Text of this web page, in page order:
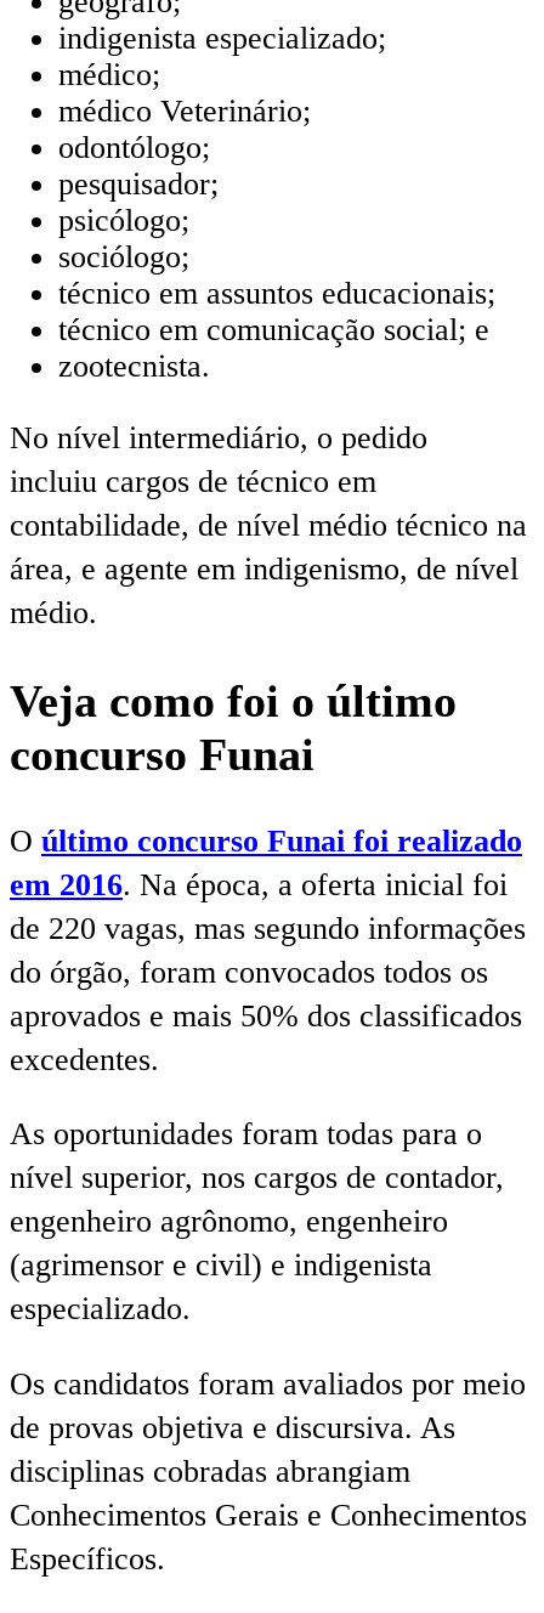
indigenista especializado;
médico;
médico Veterinário;
odontólogo;
pesquisador;
psicólogo;
sociólogo;
técnico em assuntos educacionais;
técnico em comunicação social; e
zootecnista.
No nível intermediário, o pedido
incluiu cargos de técnico em
contabilidade, de nível médio técnico na
área, e agente em indigenismo, de nível
médio.
Veja como foi o último
concurso Funai
O último concurso Funai foi realizado
em 2016. Na época, a oferta inicial foi
de 220 vagas, mas segundo informações
do órgão, foram convocados todos os
aprovados e mais 50% dos classificados
excedentes.
As oportunidades foram todas para o
nível superior, nos cargos de contador,
engenheiro agrônomo, engenheiro
(agrimensor e civil) e indigenista
especializado.
Os candidatos foram avaliados por meio
de provas objetiva e discursiva. As
disciplinas cobradas abrangiam
Conhecimentos Gerais e Conhecimentos
Específicos.